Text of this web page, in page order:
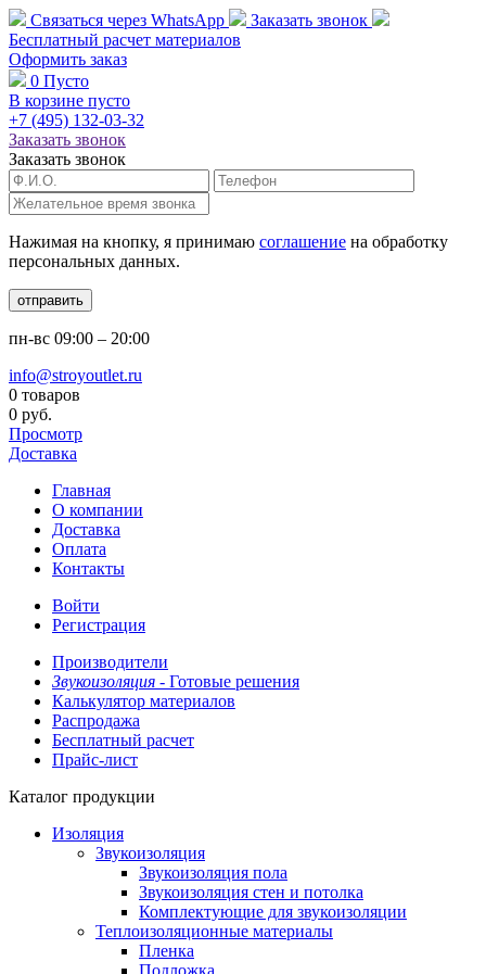
Связаться через WhatsApp
Заказать звонок
Бесплатный расчет материалов
Оформить заказ
0 Пусто
В корзине пусто
+7 (495) 132-03-32
Заказать звонок
Заказать звонок
Нажимая на кнопку, я принимаю соглашение на обработку
персональных данных.
отправить
пн-вс 09:00 – 20:00
info@stroyoutlet.ru
0 товаров
0 руб.
Просмотр
Доставка
Главная
О компании
Доставка
Оплата
Контакты
Войти
Регистрация
Производители
Звукоизоляция - Готовые решения
Калькулятор материалов
Распродажа
Бесплатный расчет
Прайс-лист
Каталог продукции
Изоляция
Звукоизоляция
Звукоизоляция пола
Звукоизоляция стен и потолка
Комплектующие для звукоизоляции
Теплоизоляционные материалы
Пленка
Подложка